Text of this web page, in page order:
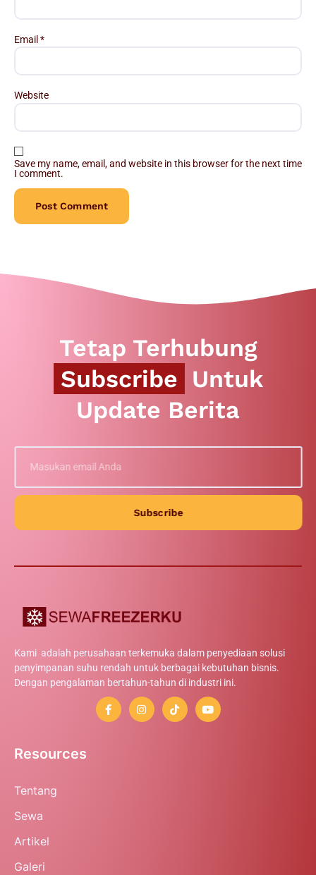
Email *
Website
Save my name, email, and website in this browser for the next time
I comment.
Tetap Terhubung
Subscribe Untuk
Update Berita
Subscribe
Kami adalah perusahaan terkemuka dalam penyediaan solusi
penyimpanan suhu rendah untuk berbagai kebutuhan bisnis.
Dengan pengalaman bertahun-tahun di industri ini.
Resources
Tentang
Sewa
Artikel
Galeri